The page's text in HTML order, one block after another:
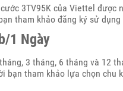
3TV95K của Viettel được
tham khảo đăng ký sử dụng
1 Ngày
3 tháng, 6 tháng và 12
bạn tham khảo lựa chọn chu